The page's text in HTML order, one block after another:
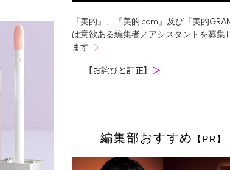
『美的』、『美的.com』及び『美的
は意欲ある編集者／アシスタントを募集
ます
【お詫びと訂正】 ＞
編集部おすすめ 【PR】